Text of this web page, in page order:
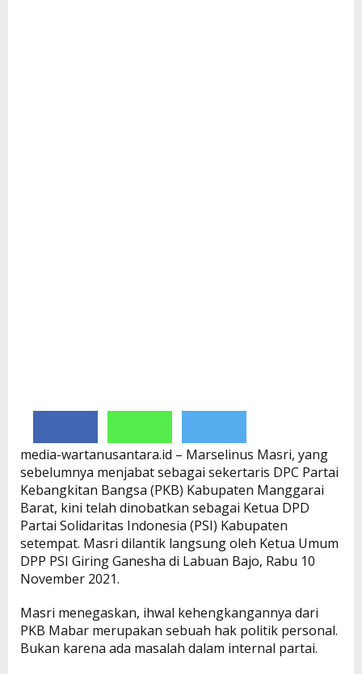
media-wartanusantara.id – Marselinus Masri, yang
sebelumnya menjabat sebagai sekertaris DPC Partai
Kebangkitan Bangsa (PKB) Kabupaten Manggarai
Barat, kini telah dinobatkan sebagai Ketua DPD
Partai Solidaritas Indonesia (PSI) Kabupaten
setempat. Masri dilantik langsung oleh Ketua Umum
DPP PSI Giring Ganesha di Labuan Bajo, Rabu 10
November 2021.
Masri menegaskan, ihwal kehengkangannya dari
PKB Mabar merupakan sebuah hak politik personal.
Bukan karena ada masalah dalam internal partai.